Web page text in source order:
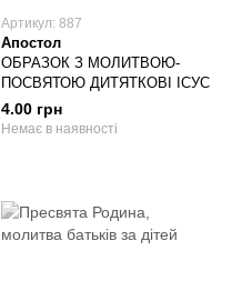
Артикул: 887
Апостол
ОБРАЗОК З МОЛИТВОЮ-
ПОСВЯТОЮ ДИТЯТКОВІ ІСУС
4.00 грн
Немає в наявності